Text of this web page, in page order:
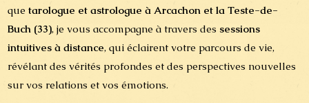
quetarologue et astrologue à Arcachon et la Teste-de-
Buch (33), je vous accompagne à travers dessessions
intuitives à distance, qui éclairent votre parcours de vie,
révélant des vérités profondes et des perspectives nouvelles
sur vos relations et vos émotions.